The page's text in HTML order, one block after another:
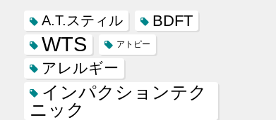
A.T.スティル BDFT
WTS アトピー
アレルギー
インパクションテク
ニック